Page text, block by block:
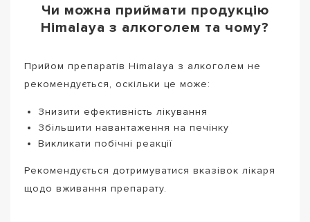
Чи можна приймати продукцію
Himalaya з алкоголем та чому?
Прийом препаратів Himalaya з алкоголем не
рекомендується, оскільки це може:
Знизити ефективність лікування
Збільшити навантаження на печінку
Викликати побічні реакції
Рекомендується дотримуватися вказівок лікаря
щодо вживання препарату.